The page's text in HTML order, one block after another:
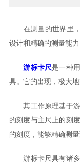
在测量的世界里，
设计和精确的测量能
游标卡尺是一种
具。它的出现，极大
其工作原理基于游
的刻度与主尺上的刻
的刻度，能够精确测
游标卡尺具有诸多